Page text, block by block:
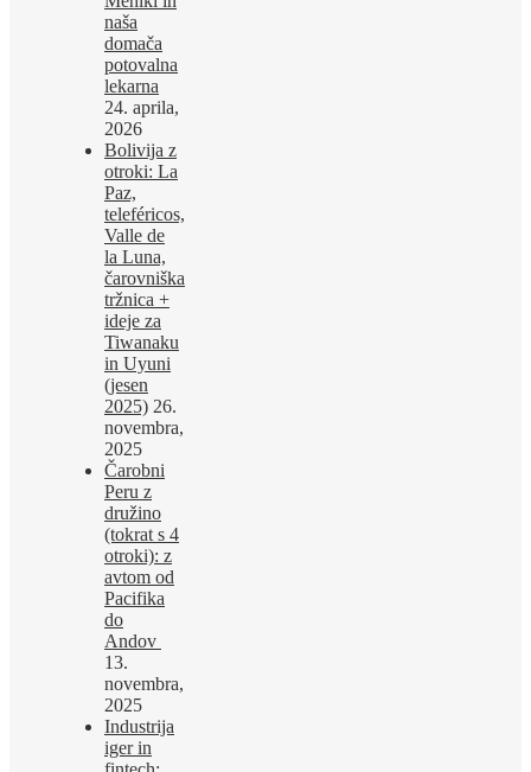
naša
domača
potovalna
lekarna
24. aprila,
2026
Bolivija z
otroki: La
Paz,
teleféricos,
Valle de
la Luna,
čarovniška
tržnica +
ideje za
Tiwanaku
in Uyuni
(jesen
2025) 26.
novembra,
2025
Čarobni
Peru z
družino
(tokrat s 4
otroki): z
avtom od
Pacifika
do
Andov
13.
novembra,
2025
Industrija
iger in